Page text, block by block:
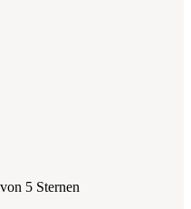
5 Sternen